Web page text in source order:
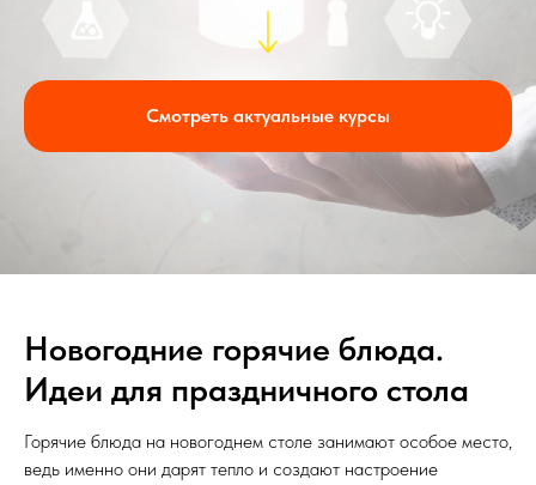
Смотреть актуальные курсы
Новогодние горячие блюда.
Идеи для праздничного стола
Горячие блюда на новогоднем столе занимают особое место,
ведь именно они дарят тепло и создают настроение